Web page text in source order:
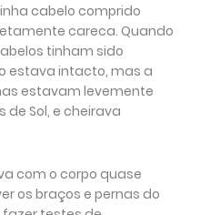
cabelo comprido
careca. Quando
tinham sido
estava intacto, mas a
estavam levemente
Sol, e cheirava
com o corpo quase
os braços e pernas do